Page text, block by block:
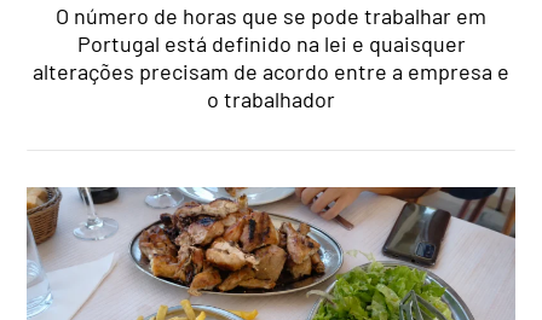
O número de horas que se pode trabalhar em
Portugal está definido na lei e quaisquer
alterações precisam de acordo entre a empresa e
o trabalhador